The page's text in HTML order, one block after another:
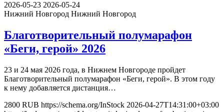
2026-05-23 2026-05-24
Нижний Новгород Нижний Новгород
Благотворительный полумарафон
«Беги, герой» 2026
23 и 24 мая 2026 года, в Нижнем Новгороде пройдет
Благотворительный полумарафон «Беги, герой». В этом году
к нему добавляется дистанция…
2800 RUB https://schema.org/InStock 2026-04-27T14:31:00+03:00